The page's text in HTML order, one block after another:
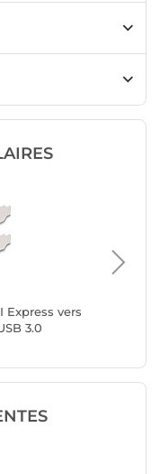
Express vers
3.0